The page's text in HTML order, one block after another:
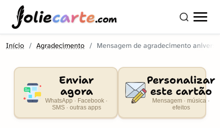
oliecarte.com
Início Agradecimento Mensagem de agradecimento
Enviar
agora
WhatsApp · Facebook ·
SMS · outras apps
Personalizar
este cartão
Mensagem · música ·
efeitos